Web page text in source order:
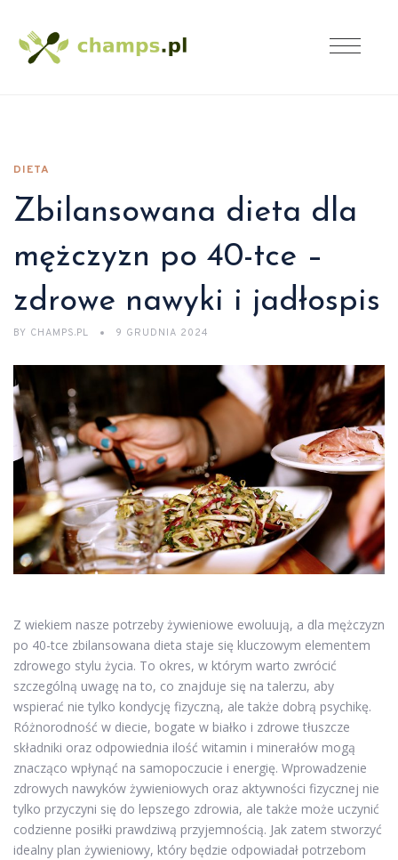
DIETA
Zbilansowana dieta dla
mężczyzn po 40-tce –
zdrowe nawyki i jadłospis
BY CHAMPS.PL 9 GRUDNIA 2024
Z wiekiem nasze potrzeby żywieniowe ewoluują, a dla mężczyzn
po 40-tce zbilansowana dieta staje się kluczowym elementem
zdrowego stylu życia. To okres, w którym warto zwrócić
szczególną uwagę na to, co znajduje się na talerzu, aby
wspierać nie tylko kondycję fizyczną, ale także dobrą psychikę.
Różnorodność w diecie, bogate w białko i zdrowe tłuszcze
składniki oraz odpowiednia ilość witamin i minerałów mogą
znacząco wpłynąć na samopoczucie i energię. Wprowadzenie
zdrowych nawyków żywieniowych oraz aktywności fizycznej nie
tylko przyczyni się do lepszego zdrowia, ale także może uczynić
codzienne posiłki prawdziwą przyjemnością. Jak zatem stworzyć
idealny plan żywieniowy, który będzie odpowiadał potrzebom